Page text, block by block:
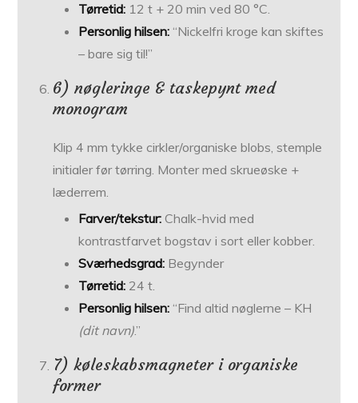
Tørretid: 12 t + 20 min ved 80 °C.
Personlig hilsen: “Nickelfri kroge kan skiftes
– bare sig til!”
6) nøgleringe & taskepynt med
monogram
Klip 4 mm tykke cirkler/organiske blobs, stemple
initialer før tørring. Monter med skrueøske +
læderrem.
Farver/tekstur: Chalk-hvid med
kontrastfarvet bogstav i sort eller kobber.
Sværhedsgrad: Begynder
Tørretid: 24 t.
Personlig hilsen: “Find altid nøglerne – KH
(dit navn).”
7) køleskabsmagneter i organiske
former